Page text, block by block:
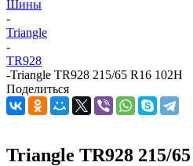
Шины
-
Triangle
-
TR928
-Triangle TR928 215/65 R16 102H
Поделиться
Triangle TR928 215/